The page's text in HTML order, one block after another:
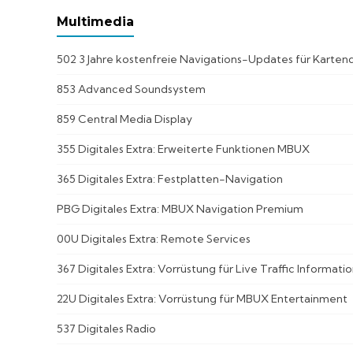
Multimedia
502 3 Jahre kostenfreie Navigations-Updates für
853 Advanced Soundsystem
859 Central Media Display
355 Digitales Extra: Erweiterte Funktionen MBUX
365 Digitales Extra: Festplatten-Navigation
PBG Digitales Extra: MBUX Navigation Premium
00U Digitales Extra: Remote Services
367 Digitales Extra: Vorrüstung für Live Traffic
22U Digitales Extra: Vorrüstung für MBUX Entertainment
537 Digitales Radio